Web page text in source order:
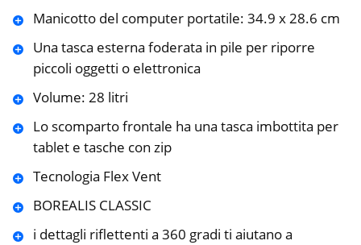
Manicotto del computer portatile: 34.9 x 28.6 cm
Una tasca esterna foderata in pile per riporre
piccoli oggetti o elettronica
Volume: 28 litri
Lo scomparto frontale ha una tasca imbottita per
tablet e tasche con zip
Tecnologia Flex Vent
BOREALIS CLASSIC
i dettagli riflettenti a 360 gradi ti aiutano a